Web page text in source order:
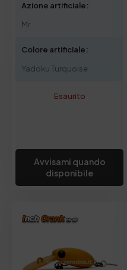
Azione artificiale:
Mr
Colore artificiale:
Yadoku Turquoise
Esaurito
Avvisami quando
disponibile